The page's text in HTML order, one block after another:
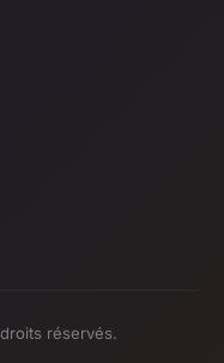
réservés.